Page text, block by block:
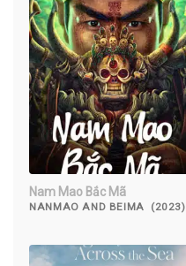
Nam Mao Bắc Mã
NANMAO AND BEIMA (2023)